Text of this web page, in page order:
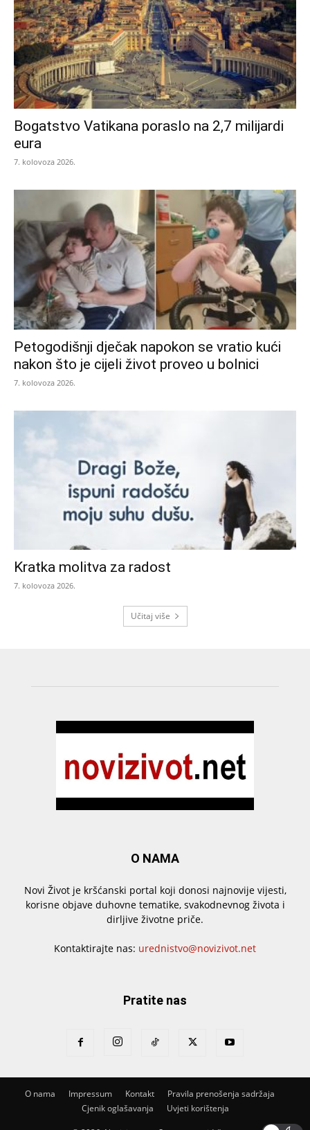
Bogatstvo Vatikana poraslo na 2,7 milijardi
eura
7. kolovoza 2026.
Petogodišnji dječak napokon se vratio kući
nakon što je cijeli život proveo u bolnici
7. kolovoza 2026.
Kratka molitva za radost
7. kolovoza 2026.
Učitaj više
O NAMA
Novi Život je kršćanski portal koji donosi najnovije vijesti,
korisne objave duhovne tematike, svakodnevnog života i
dirljive životne priče.
Kontaktirajte nas: urednistvo@novizivot.net
Pratite nas
O nama Impressum Kontakt
Pravila prenošenja sadržaja
Cjenik oglašavanja
Uvjeti korištenja